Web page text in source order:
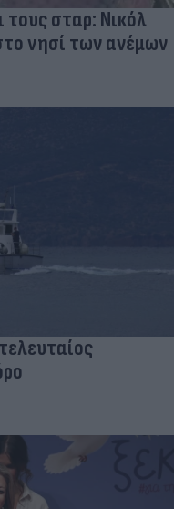
τους σταρ: Νικόλ
νησί των ανέμων